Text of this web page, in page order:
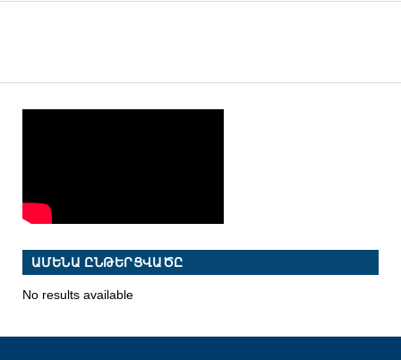
ԱՄԵՆԱ ԸՆԹԵՐՑՎԱԾԸ
No results available